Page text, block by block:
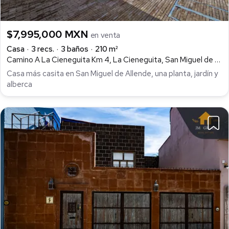
$7,995,000 MXN en venta
Casa
3 recs. 3 baños
210 m²
Camino A La Cieneguita Km 4, La Cieneguita, San Miguel de Allende
Casa más casita en San Miguel de Allende, una planta, jardín y
alberca